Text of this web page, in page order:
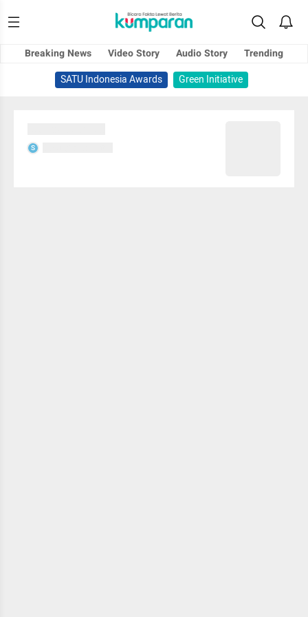
Breaking News Video Story Audio Story
Trending
SATU Indonesia Awards
Green Initiative
S